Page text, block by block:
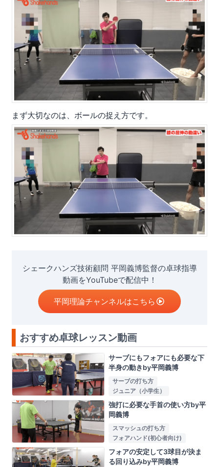
まず大切なのは、ボールの捉え方です。
シェークハンズ技術顧問 平岡義博監督の卓球指導
動画をYouTubeで配信中！
平岡理論チャンネルはこちら
おすすめ卓球レッスン動画
サーブにもフォアにも必要な下
半身の動きby平岡義博
サーブの打ち方
ジュニア（小学生）
強打に必要な手首の使い方by平
岡義博
スマッシュの打ち方
フォアハンド(初心者向け)
フォアの安定して3球目が決ま
る回り込みby平岡義博